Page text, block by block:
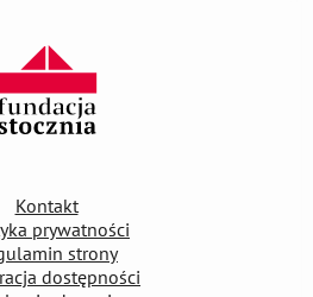
Kontakt
prywatności
strony
dostępności